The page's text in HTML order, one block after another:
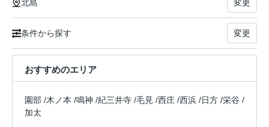
北島 変更
条件から探す 変更
おすすめのエリア
園部 /木ノ本 /鳴神 /紀三井寺 /毛見 /西庄 /西浜 /日方 /栄谷 /
加太